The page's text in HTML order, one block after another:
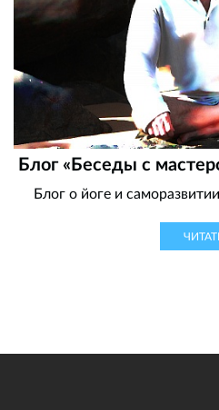
Блог «Беседы с
Блог о йоге и